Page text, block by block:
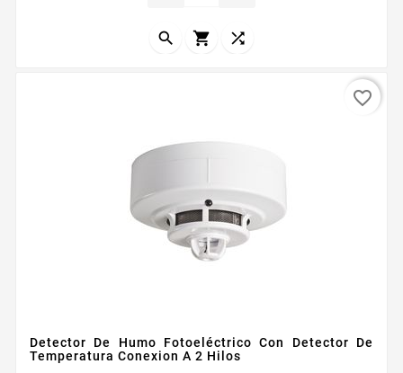
  
Detector De Humo Fotoeléctrico Con Detector De
Temperatura Conexion A 2 Hilos
favorite_border